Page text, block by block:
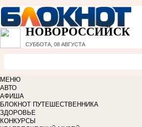
НОВОРОССИЙСК
СУББОТА, 08 АВГУСТА
МЕНЮ
АВТО
АФИША
БЛОКНОТ ПУТЕШЕСТВЕННИКА
ЗДОРОВЬЕ
КОНКУРСЫ